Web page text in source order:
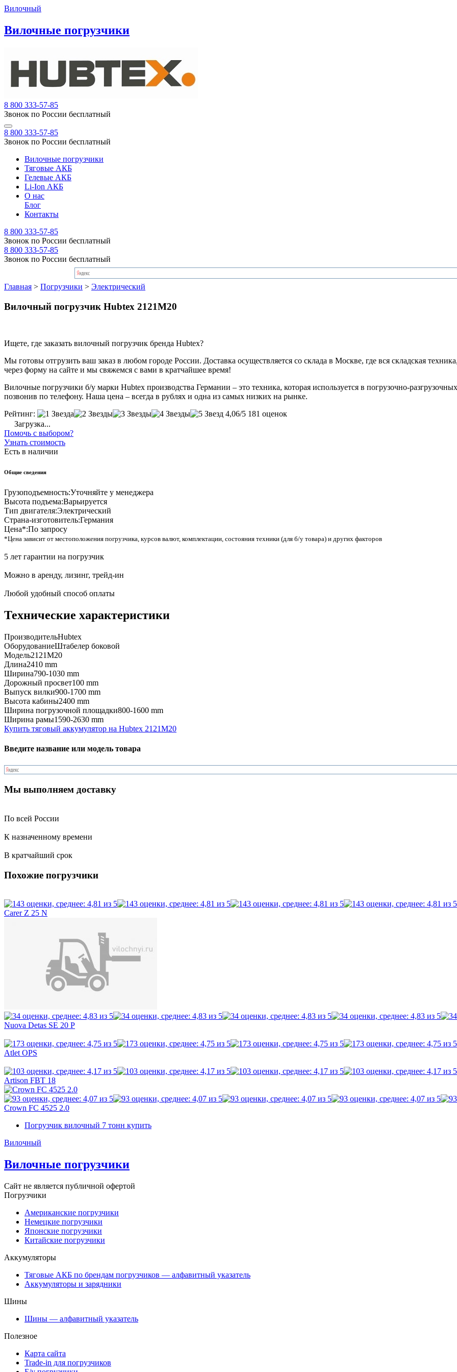
Вилочный
Вилочные погрузчики
8 800 333-57-85
Звонок по России бесплатный
8 800 333-57-85
Звонок по России бесплатный
Вилочные погрузчики
Тяговые АКБ
Гелевые АКБ
Li-Ion АКБ
О нас
Блог
Контакты
8 800 333-57-85
Звонок по России бесплатный
8 800 333-57-85
Звонок по России бесплатный
Главная > Погрузчики > Электрический
Вилочный погрузчик Hubtex 2121M20
Ищете, где заказать вилочный погрузчик бренда Hubtex?
Мы готовы отгрузить ваш заказ в любом городе России. Доставка осуществляется со склада в Москве, где вся складская
через форму на сайте и мы свяжемся с вами в кратчайшее время!
Вилочные погрузчики б/у марки Hubtex производства Германии – это техника, которая используется в погрузочно-
позвонив по телефону. Наша цена – всегда в рублях и одна из самых низких на рынке.
Рейтинг:
4,06/5 181 оценок
Загрузка...
Помочь с выбором?
Узнать стоимость
Есть в наличии
Общие сведения
Грузоподъемность:Уточняйте у менеджера
Высота подъема:Варьируется
Тип двигателя:Электрический
Страна-изготовитель:Германия
Цена*:По запросу
*Цена зависит от местоположения погрузчика, курсов валют, комплектации, состояния техники (для б/у товара) и других факторов
5 лет гарантии на погрузчик
Можно в аренду, лизинг, трейд-ин
Любой удобный способ оплаты
Технические характеристики
ПроизводительHubtex
ОборудованиеШтабелер боковой
Модель2121M20
Длина2410 mm
Ширина790-1030 mm
Дорожный просвет100 mm
Выпуск вилки900-1700 mm
Высота кабины2400 mm
Ширина погрузочной площадки800-1600 mm
Ширина рамы1590-2630 mm
Купить тяговый аккумулятор на Hubtex 2121M20
Введите название или модель товара
Мы выполняем доставку
По всей России
К назначенному времени
В кратчайший срок
Похожие погрузчики
Carer Z 25 N
Nuova Detas SE 20 P
Atlet OPS
Artison FBT 18
Crown FC 4525 2.0
Погрузчик вилочный 7 тонн купить
Вилочный
Вилочные погрузчики
Сайт не является публичной офертой
Погрузчики
Американские погрузчики
Немецкие погрузчики
Японские погрузчики
Китайские погрузчики
Аккумуляторы
Тяговые АКБ по брендам погрузчиков — алфавитный указатель
Аккумуляторы и зарядники
Шины
Шины — алфавитный указатель
Полезное
Карта сайта
Trade-in для погрузчиков